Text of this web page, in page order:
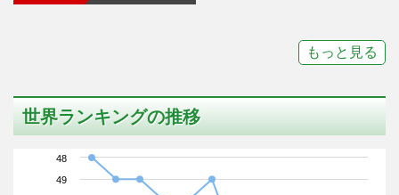
もっと見る
世界ランキングの推移
48
49